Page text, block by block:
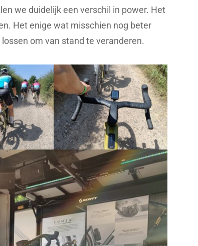
we duidelijk een verschil in power. Het
Het enige wat misschien nog beter
om van stand te veranderen.